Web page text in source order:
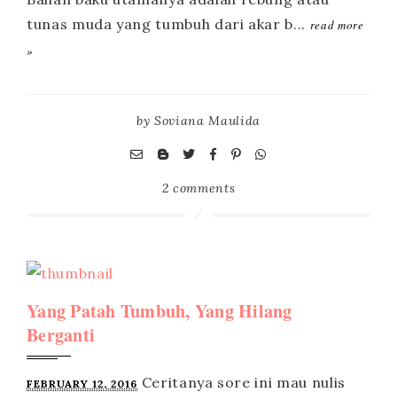
read more
»
bySoviana Maulida
2 comments
Yang Patah Tumbuh, Yang Hilang
Berganti
FEBRUARY 12, 2016